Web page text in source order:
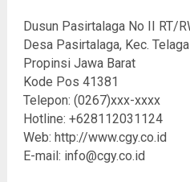
Dusun Pasirtalaga No II RT/
Desa Pasirtalaga, Kec.
Propinsi Jawa Barat
Kode Pos 41381
Telepon: (0267)xxx-xxxx
Hotline: +628112031124
Web: http://www.cgy.co.id
E-mail: info@cgy.co.id